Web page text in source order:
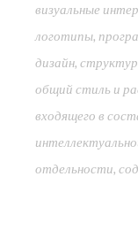
визуальные
логотипы,
дизайн,
общий стиль и
входящего в
отдельности,